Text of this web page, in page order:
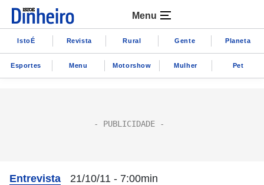
Menu
IstoÉ Revista Rural Gente Planeta
Esportes Menu Motorshow Mulher Pet
Entrevista 21/10/11 - 7:00min